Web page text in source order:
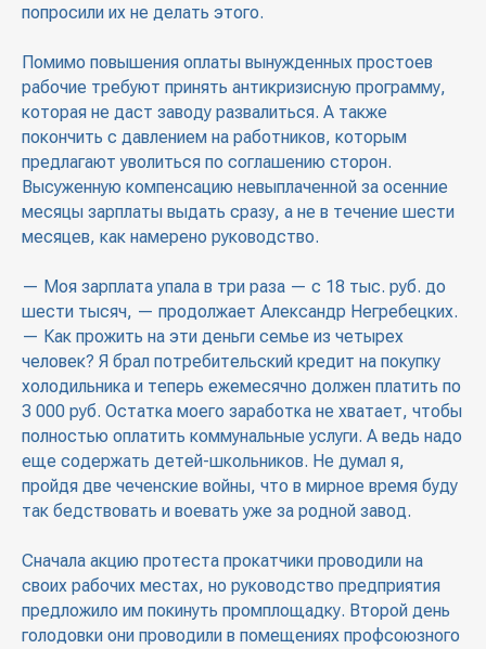
попросили их не делать этого.
Помимо повышения оплаты вынужденных простоев
рабочие требуют принять антикризисную программу,
которая не даст заводу развалиться. А также
покончить с давлением на работников, которым
предлагают уволиться по соглашению сторон.
Высуженную компенсацию невыплаченной за осенние
месяцы зарплаты выдать сразу, а не в течение шести
месяцев, как намерено руководство.
— Моя зарплата упала в три раза — с 18 тыс. руб. до
шести тысяч, — продолжает Александр Негребецких.
— Как прожить на эти деньги семье из четырех
человек? Я брал потребительский кредит на покупку
холодильника и теперь ежемесячно должен платить по
3 000 руб. Остатка моего заработка не хватает, чтобы
полностью оплатить коммунальные услуги. А ведь надо
еще содержать детей-школьников. Не думал я,
пройдя две чеченские войны, что в мирное время буду
так бедствовать и воевать уже за родной завод.
Сначала акцию протеста прокатчики проводили на
своих рабочих местах, но руководство предприятия
предложило им покинуть промплощадку. Второй день
голодовки они проводили в помещениях профсоюзного